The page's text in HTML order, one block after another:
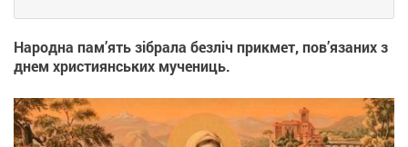
Народна пам’ять зібрала безліч прикмет, пов’язаних з
днем християнських мучениць.